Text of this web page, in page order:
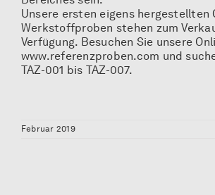
Unsere ersten eigens hergestellten
Werkstoffproben stehen zum
Verfügung. Besuchen Sie unsere
www.referenzproben.com und
TAZ-001 bis TAZ-007.
Februar 2019